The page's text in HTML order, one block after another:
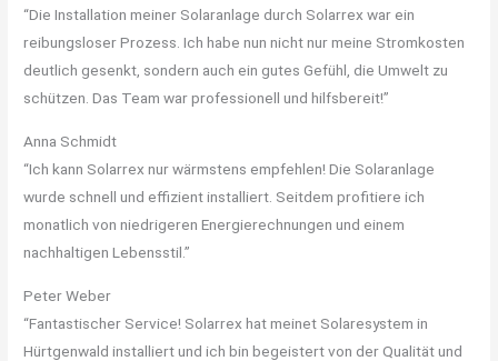
“Die Installation meiner Solaranlage durch Solarrex war ein
reibungsloser Prozess. Ich habe nun nicht nur meine Stromkosten
deutlich gesenkt, sondern auch ein gutes Gefühl, die Umwelt zu
schützen. Das Team war professionell und hilfsbereit!”
Anna Schmidt
“Ich kann Solarrex nur wärmstens empfehlen! Die Solaranlage
wurde schnell und effizient installiert. Seitdem profitiere ich
monatlich von niedrigeren Energierechnungen und einem
nachhaltigen Lebensstil.”
Peter Weber
“Fantastischer Service! Solarrex hat meinet Solaresystem in
Hürtgenwald installiert und ich bin begeistert von der Qualität und